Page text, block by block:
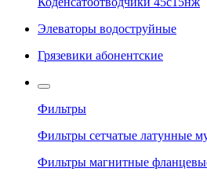
Элеваторы водоструйные
Грязевики абонентские
Фильтры
Фильтры сетчатые латунные
Фильтры магнитные